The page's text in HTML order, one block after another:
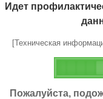
Идет
[Техническая
Пожалуйста,